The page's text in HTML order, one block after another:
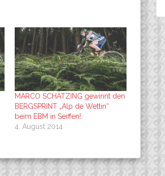
MARCO SCHÄTZING gewinnt den
BERGSPRINT „Alp de Wettin“
beim EBM in Seiffen!
4. August 2014